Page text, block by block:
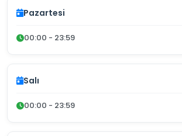
Pazartesi
00:00 - 23:59
Salı
00:00 - 23:59